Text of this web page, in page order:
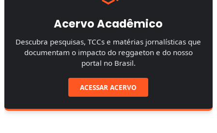
Acervo Acadêmico
Descubra pesquisas, TCCs e matérias jornalísticas que
documentam o impacto do reggaeton e do nosso
portal no Brasil.
ACESSAR ACERVO